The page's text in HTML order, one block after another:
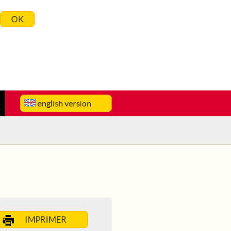
english version
IMPRIMER